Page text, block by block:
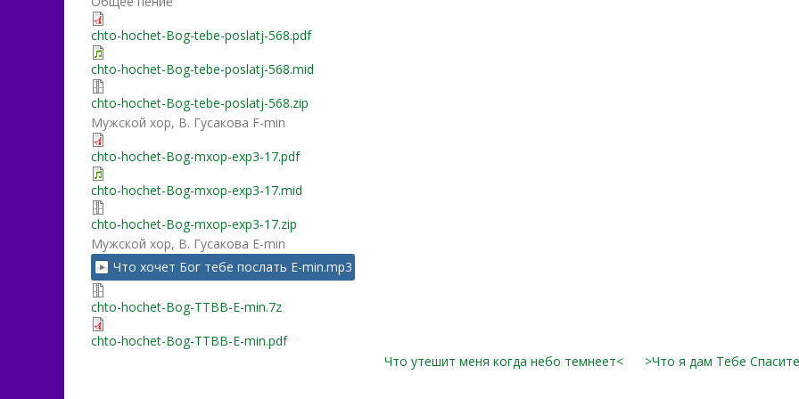
chto-hochet-Bog-tebe-poslatj-568.pdf
chto-hochet-Bog-tebe-poslatj-568.mid
chto-hochet-Bog-tebe-poslatj-568.zip
Мужской хор, В. Гусакова F-min
chto-hochet-Bog-mxop-exp3-17.pdf
chto-hochet-Bog-mxop-exp3-17.mid
chto-hochet-Bog-mxop-exp3-17.zip
Мужской хор, В. Гусакова E-min
Что хочет Бог тебе послать E-min.mp3
chto-hochet-Bog-TTBB-E-min.7z
chto-hochet-Bog-TTBB-E-min.pdf
Что утешит меня когда небо темнеет<
>Что я дам Тебе